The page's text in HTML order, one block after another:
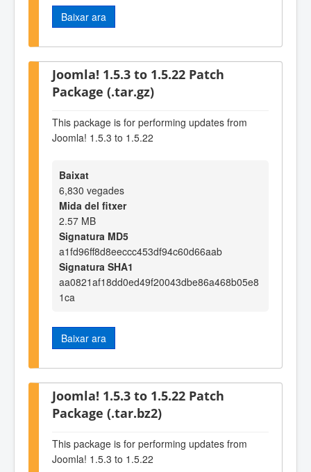
Baixar ara
Joomla! 1.5.3 to 1.5.22 Patch
Package (.tar.gz)
This package is for performing updates from
Joomla! 1.5.3 to 1.5.22
Baixat
6,830 vegades
Mida del fitxer
2.57 MB
Signatura MD5
a1fd96ff8d8eeccc453df94c60d66aab
Signatura SHA1
aa0821af18dd0ed49f20043dbe86a468b05e8
1ca
Baixar ara
Joomla! 1.5.3 to 1.5.22 Patch
Package (.tar.bz2)
This package is for performing updates from
Joomla! 1.5.3 to 1.5.22